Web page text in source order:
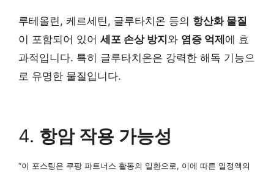
루테올린, 케르세틴, 글루타치온 등의 항산화 물질
이 포함되어 있어 세포 손상 방지 와 염증 억제 에 효
과적입니다. 특히 글루타치온은 강력한 해독 기능으
로 유명한 물질입니다.
4. 항암 작용 가능성
“이 포스팅은 쿠팡 파트너스 활동의 일환으로, 이에 따른 일정액의